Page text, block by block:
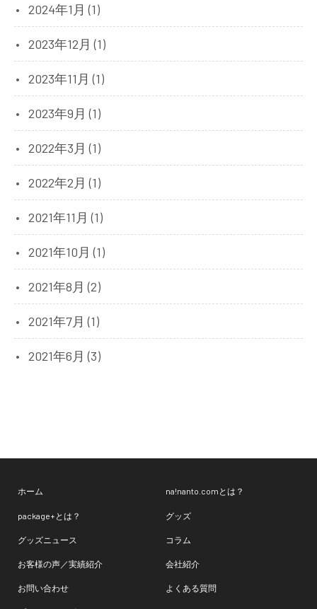
2024年1月 (1)
2023年12月 (1)
2023年11月 (1)
2023年9月 (1)
2022年3月 (1)
2022年2月 (1)
2021年11月 (1)
2021年10月 (1)
2021年8月 (2)
2021年7月 (1)
2021年6月 (3)
ホーム na!nanto.comとは？
package+とは？ グッズ
グッズニュース コラム
お客様の声／実績紹介 会社紹介
お問い合わせ よくある質問